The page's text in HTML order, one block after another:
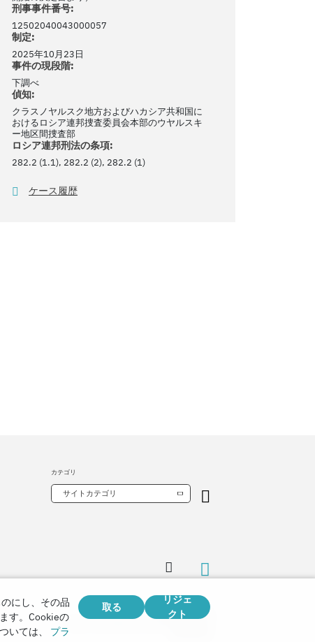
刑事事件番号:
12502040043000057
制定:
2025年10月23日
事件の現段階:
下調べ
偵知:
クラスノヤルスク地方およびハカシア共和国に
おけるロシア連邦捜査委員会本部のウヤルスキ
ー地区間捜査部
ロシア連邦刑法の条項:
282.2 (1.1), 282.2 (2), 282.2 (1)
ケース履歴
カテゴリ
サイトカテゴリ
Copyright © 2026
にし、その品
す。Cookieの
いては、 プラ
取る
リジェ
クト